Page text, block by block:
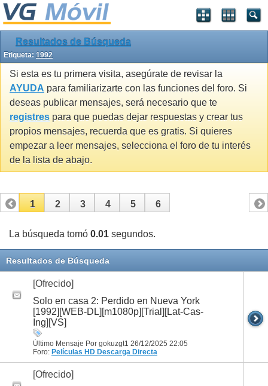
Resultados de Búsqueda
Etiqueta: 1992
Si esta es tu primera visita, asegúrate de revisar la
AYUDA para familiarizarte con las funciones del foro. Si
deseas publicar mensajes, será necesario que te
registres para que puedas dejar respuestas y crear tus
propios mensajes, recuerda que es gratis. Si quieres
empezar a leer mensajes, selecciona el foro de tu interés
de la lista de abajo.
1 2 3 4 5 6
La búsqueda tomó 0.01 segundos.
Resultados de Búsqueda
[Ofrecido]
Solo en casa 2: Perdido en Nueva York
[1992][WEB-DL][m1080p][Trial][Lat-Cas-
Ing][VS]
Último Mensaje Por gokuzgt1 26/12/2025 22:05
Foro: Películas HD Descarga Directa
[Ofrecido]